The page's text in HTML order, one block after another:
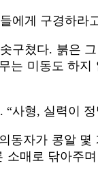
에게 구경하라
구쳤다. 붉은
는 미동도 하지
사형, 실력이
동자가 콩알 몇
매로 닦아주